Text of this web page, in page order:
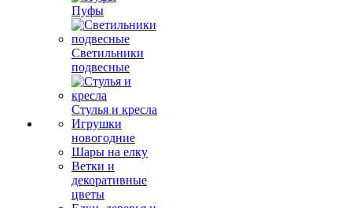
Пуфы
Светильники
подвесные
Стулья и кресла
Игрушки
новогодние
Шары на елку
Ветки и
декоративные
цветы